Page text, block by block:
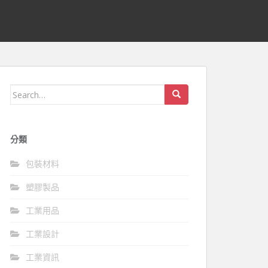
Search
分類
包裝材料
塑膠製品
工業用品
工業設計
工業資訊